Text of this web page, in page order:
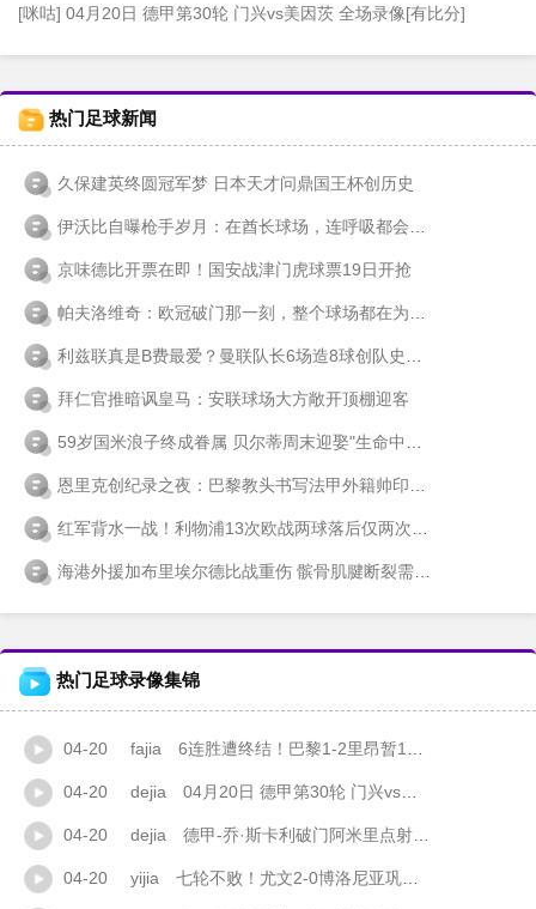
[咪咕] 04月20日 德甲第30轮 门兴vs美因茨 全场录像[有比分]
热门足球新闻
久保建英终圆冠军梦 日本天才问鼎国王杯创历史
伊沃比自曝枪手岁月：在酋长球场，连呼吸都会被放大检视
京味德比开票在即！国安战津门虎球票19日开抢
帕夫洛维奇：欧冠破门那一刻，整个球场都在为我震颤
利兹联真是B费最爱？曼联队长6场造8球创队史纪录
拜仁官推暗讽皇马：安联球场大方敞开顶棚迎客
59岁国米浪子终成眷属 贝尔蒂周末迎娶"生命中的女人"
恩里克创纪录之夜：巴黎教头书写法甲外籍帅印新篇章
红军背水一战！利物浦13次欧战两球落后仅两次逆袭成功
海港外援加布里埃尔德比战重伤 髌骨肌腱断裂需紧急手术
热门足球录像集锦
04-20 fajia 6连胜遭终结！巴黎1-2里昂暂1分领跑 恩德里克传射G·拉莫斯失点
04-20 dejia 04月20日 德甲第30轮 门兴vs美因茨 全场录像
04-20 dejia 德甲-乔·斯卡利破门阿米里点射绝平 门兴1-1美因茨
04-20 yijia 七轮不败！尤文2-0博洛尼亚巩固第四 戴维闪击破门图拉姆建功